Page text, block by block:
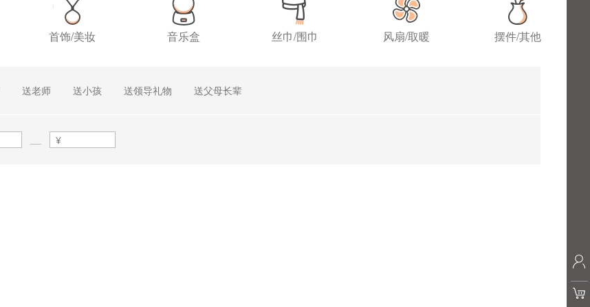
首饰/美妆 音乐盒 丝巾/围巾 风扇/取暖 摆件/其他
送老师 送小孩 送领导礼物 送父母长辈